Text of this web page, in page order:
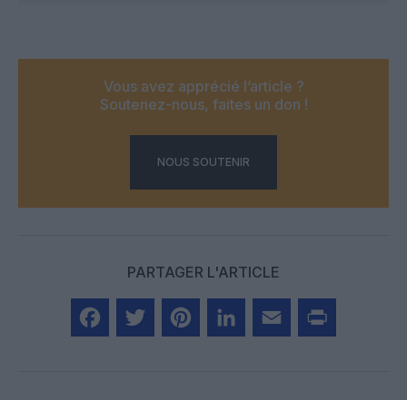
Vous avez apprécié l’article ?
Soutenez-nous, faites un don !
NOUS SOUTENIR
PARTAGER L'ARTICLE